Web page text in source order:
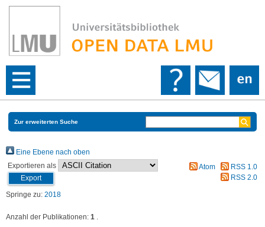
Zur erweiterten Suche
Eine Ebene nach oben
Exportieren als
Atom
RSS 1.0
RSS 2.0
Springe zu: 2018
Anzahl der Publikationen: 1 .